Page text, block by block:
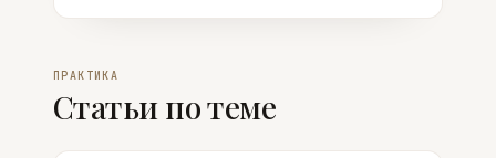
ПРАКТИКА
Статьи по теме